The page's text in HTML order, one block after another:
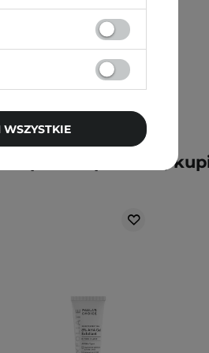
150,00 zł
kupili ten produkt,